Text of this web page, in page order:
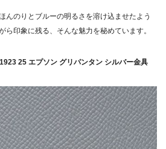
んのりとブルーの明るさを溶け込ませたよう
ら印象に残る、そんな魅力を秘めています。
25 エプソン グリパンタン シルバー金具